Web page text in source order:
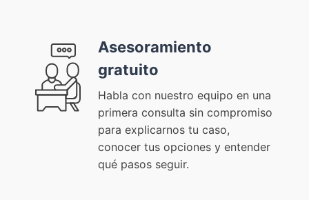
Asesoramiento
gratuito
Habla con nuestro equipo en una
primera consulta sin compromiso
para explicarnos tu caso,
conocer tus opciones y entender
qué pasos seguir.